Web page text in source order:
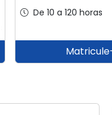
De 10 a 120 horas